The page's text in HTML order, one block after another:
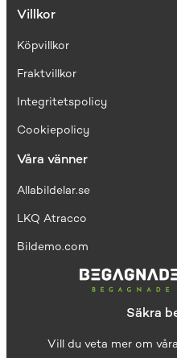
Villkor
Köpvillkor
Fraktvillkor
Integritetspolicy
Cookiepolicy
Våra vänner
Allabildelar.se
LKQ Atracco
Bildemo.com
Säkra
Vill du veta mer om